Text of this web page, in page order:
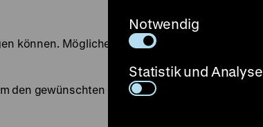
Notwendig
Statistik und Analyse